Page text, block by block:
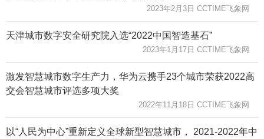
2023年2月3日 CCTIME飞象网
天津城市数字安全研究院入选“2022中国智造基石”
2023年1月17日 CCTIME飞象网
激发智慧城市数字生产力，华为云携手23个城市荣获2022高
交会智慧城市评选多项大奖
2022年11月18日 CCTIME飞象网
​以“人民为中心”重新定义全球新型智慧城市， 2021-2022年中